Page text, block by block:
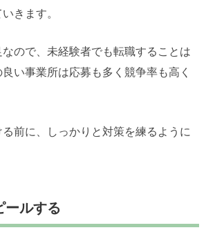
きます。
ので、未経験者でも転職することは
い事業所は応募も多く競争率も高く
前に、しっかりと対策を練るように
ールする